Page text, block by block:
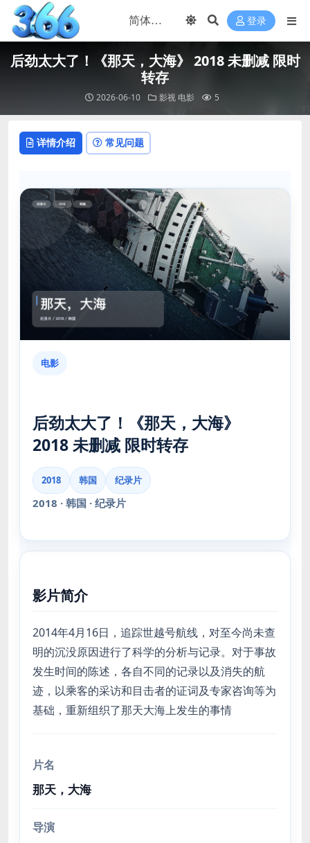
登录
后劲太大了！《那天，大海》 2018 未删减 限时
转存
2026-06-10 影视 电影 5
详情介绍 常见问题
电影
后劲太大了！《那天，大海》
2018 未删减 限时转存
2018 韩国 纪录片
2018 · 韩国 · 纪录片
影片简介
2014年4月16日，追踪世越号航线，对至今尚未查
明的沉没原因进行了科学的分析与记录。对于事故
发生时间的陈述，各自不同的记录以及消失的航
迹，以乘客的采访和目击者的证词及专家咨询等为
基础，重新组织了那天大海上发生的事情
片名
那天，大海
导演